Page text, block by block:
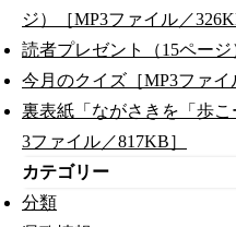
ジ）［MP3ファイル／
読者プレゼント（15ページ
今月のクイズ［MP3ファイ
裏表紙「ながさきを「歩
3ファイル／817KB］
カテゴリー
分類